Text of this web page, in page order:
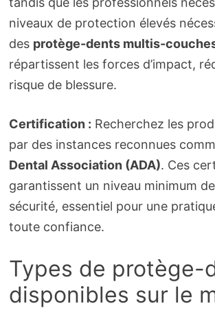
niveaux de protection élevés
des protège-dents multis-
répartissent les forces d’impact,
risque de blessure.
Certification : Recherchez les
par des instances reconnues
Dental Association (ADA). Ces
garantissent un niveau minimum
sécurité, essentiel pour une
toute confiance.
Types de protège-
disponibles sur le